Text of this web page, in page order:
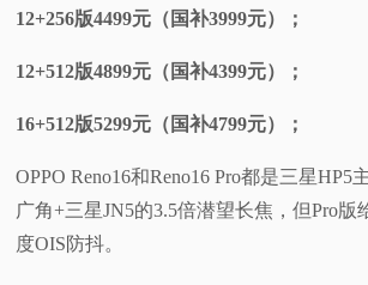
12+256版4499元（国补3999元）；
12+512版4899元（国补4399元）；
16+512版5299元（国补4799元）；
OPPO Reno16和Reno16 Pro都是三星HP5
广角+三星JN5的3.5倍潜望长焦，但Pro版
度OIS防抖。